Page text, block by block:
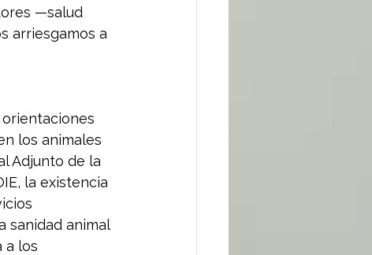
—salud
arriesgamos a
los animales
Adjunto de la
la existencia
sanidad animal
a los